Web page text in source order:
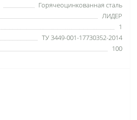
Горячеоцинкованная сталь
ЛИДЕР
1
ТУ 3449-001-17730352-2014
100